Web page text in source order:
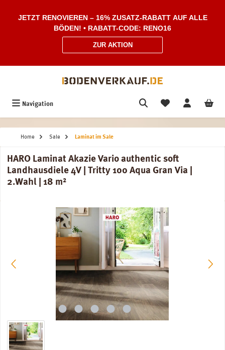
JETZT RENOVIEREN – 16% ZUSATZ-RABATT AUF ALLE
BÖDEN! • RABATT-CODE: RENO16
ZUR AKTION
Navigation
Home Sale Laminat im Sale
HARO Laminat Akazie Vario authentic soft
Landhausdiele 4V | Tritty 100 Aqua Gran Via |
2.Wahl | 18 m²
Bildergalerie überspringen